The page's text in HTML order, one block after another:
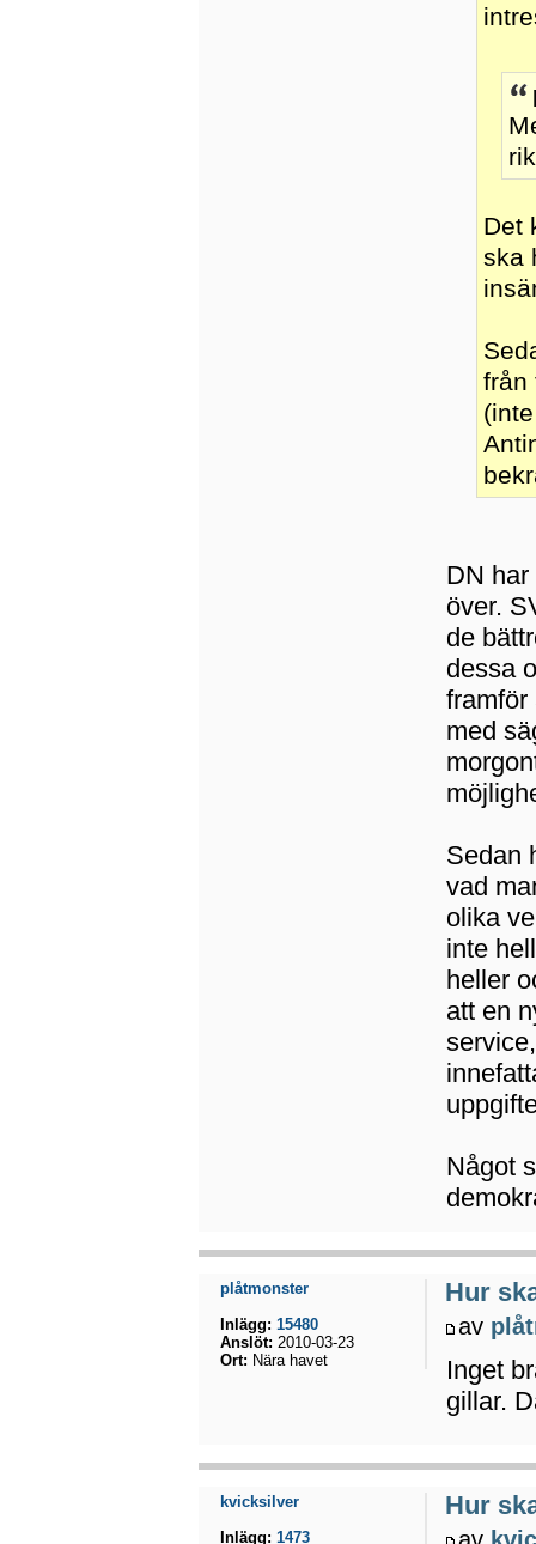
Det
ska
från
DN
över.
de
dessa
framför
med
Sedan
vad
olika
inte
heller
att en
Något
Hur
av
Inget
gillar.
plåtmonster
Inlägg: 15480
Anslöt: 2010-03-23
Ort: Nära havet
Hur
kvicksilver
Inlägg: 1473